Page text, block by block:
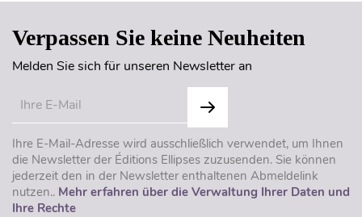
Verpassen Sie keine Neuheiten
Melden Sie sich für unseren Newsletter an
Ihre E-Mail-Adresse wird ausschließlich verwendet, um Ihnen
die Newsletter der Éditions Ellipses zuzusenden. Sie können
jederzeit den in der Newsletter enthaltenen Abmeldelink
nutzen.. Mehr erfahren über die Verwaltung Ihrer Daten und
Ihre Rechte